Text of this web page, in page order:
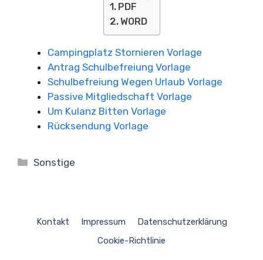
PDF
WORD
Campingplatz Stornieren Vorlage
Antrag Schulbefreiung Vorlage
Schulbefreiung Wegen Urlaub Vorlage
Passive Mitgliedschaft Vorlage
Um Kulanz Bitten Vorlage
Rücksendung Vorlage
Kategorien
Sonstige
Kontakt Impressum
Datenschutzerklärung
Cookie-Richtlinie